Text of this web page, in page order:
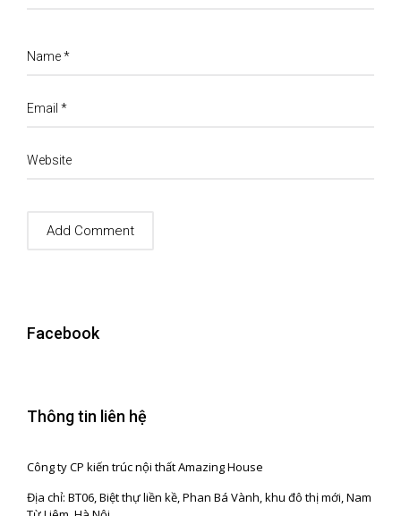
Name*
Email *
Website
Facebook
Thông tin liên hệ
Công ty CP kiến trúc nội thất Amazing House
Địa chỉ: BT06, Biệt thự liền kề, Phan Bá Vành, khu đô thị mới, Nam